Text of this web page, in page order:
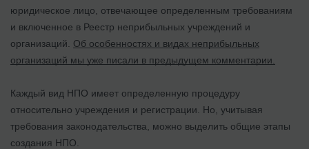
юридическое лицо, отвечающее определенным требованиям
и включенное в Реестр неприбыльных учреждений и
организаций. Об особенностях и видах неприбыльных
организаций мы уже писали в предыдущем комментарии.
Каждый вид НПО имеет определенную процедуру
относительно учреждения и рeгистрации. Но, учитывая
требования законодательства, можно выделить общие этапы
создания НПО.